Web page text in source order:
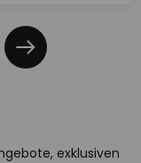
Weiter
exklusiven